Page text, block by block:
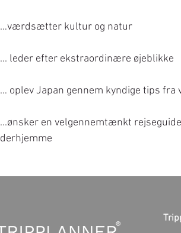
…værdsætter kultur og natur
... leder efter ekstraordinære øjeblikke
… oplev Japan gennem kyndige tips fra
...ønsker en velgennemtænkt
derhjemme